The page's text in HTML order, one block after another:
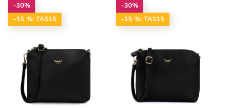
-30%
-15 %: TAS15
-30%
-15 %: TAS15